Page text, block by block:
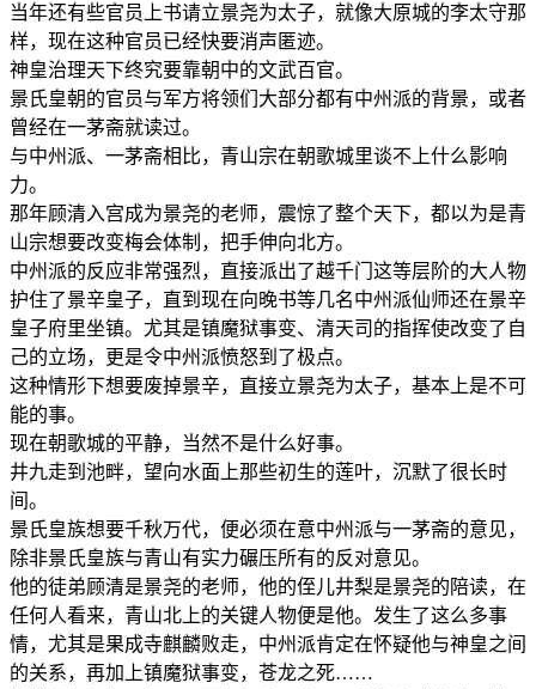
当年还有些官员上书请立景尧为太子，就像大原城的李太守那
样，现在这种官员已经快要消声匿迹。
神皇治理天下终究要靠朝中的文武百官。
景氏皇朝的官员与军方将领们大部分都有中州派的背景，或者
曾经在一茅斋就读过。
与中州派、一茅斋相比，青山宗在朝歌城里谈不上什么影响
力。
那年顾清入宫成为景尧的老师，震惊了整个天下，都以为是青
山宗想要改变梅会体制，把手伸向北方。
中州派的反应非常强烈，直接派出了越千门这等层阶的大人物
护住了景辛皇子，直到现在向晚书等几名中州派仙师还在景辛
皇子府里坐镇。尤其是镇魔狱事变、清天司的指挥使改变了自
己的立场，更是令中州派愤怒到了极点。
这种情形下想要废掉景辛，直接立景尧为太子，基本上是不可
能的事。
现在朝歌城的平静，当然不是什么好事。
井九走到池畔，望向水面上那些初生的莲叶，沉默了很长时
间。
景氏皇族想要千秋万代，便必须在意中州派与一茅斋的意见，
除非景氏皇族与青山有实力碾压所有的反对意见。
他的徒弟顾清是景尧的老师，他的侄儿井梨是景尧的陪读，在
任何人看来，青山北上的关键人物便是他。发生了这么多事
情，尤其是果成寺麒麟败走，中州派肯定在怀疑他与神皇之间
的关系，再加上镇魔狱事变，苍龙之死……